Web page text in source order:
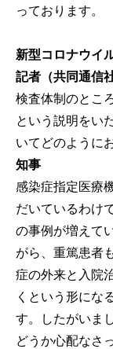
っております。
新型コロナウイ
記者（共同通信社
検査体制のとこ
という説明をい
いてどのように
知事
感染症指定医療
だいているわけ
の事例が増えて
がら、重篤患者
症の外来と入院
くという形にな
す。したがいま
どうか心配なさ